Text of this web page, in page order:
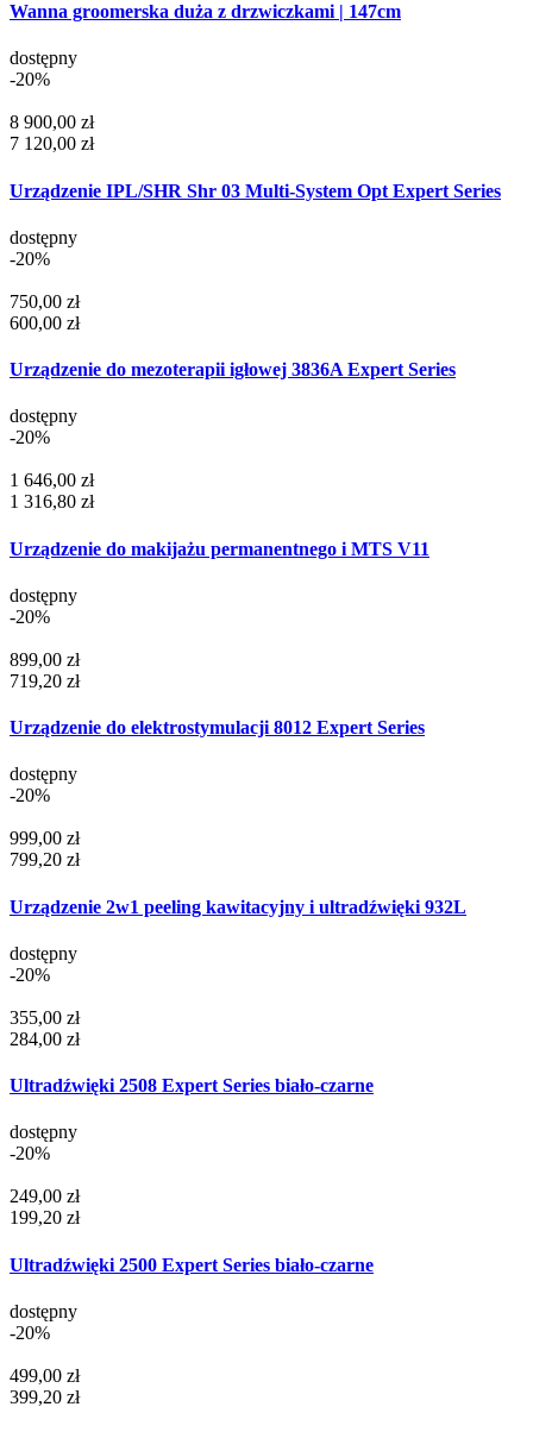
Wanna groomerska duża z drzwiczkami | 147cm
dostępny
-20%
8 900,00 zł
7 120,00 zł
Urządzenie IPL/SHR Shr 03 Multi-System Opt Expert Series
dostępny
-20%
750,00 zł
600,00 zł
Urządzenie do mezoterapii igłowej 3836A Expert Series
dostępny
-20%
1 646,00 zł
1 316,80 zł
Urządzenie do makijażu permanentnego i MTS V11
dostępny
-20%
899,00 zł
719,20 zł
Urządzenie do elektrostymulacji 8012 Expert Series
dostępny
-20%
999,00 zł
799,20 zł
Urządzenie 2w1 peeling kawitacyjny i ultradźwięki 932L
dostępny
-20%
355,00 zł
284,00 zł
Ultradźwięki 2508 Expert Series biało-czarne
dostępny
-20%
249,00 zł
199,20 zł
Ultradźwięki 2500 Expert Series biało-czarne
dostępny
-20%
499,00 zł
399,20 zł